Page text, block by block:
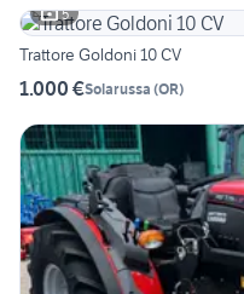
5
Trattore Goldoni 10 CV
1.000 €Solarussa (OR)